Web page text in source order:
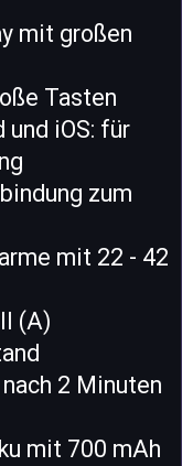
mit großen
Tasten
iOS: für
zum
mit 22 - 42
(A)
2 Minuten
mit 700 mAh